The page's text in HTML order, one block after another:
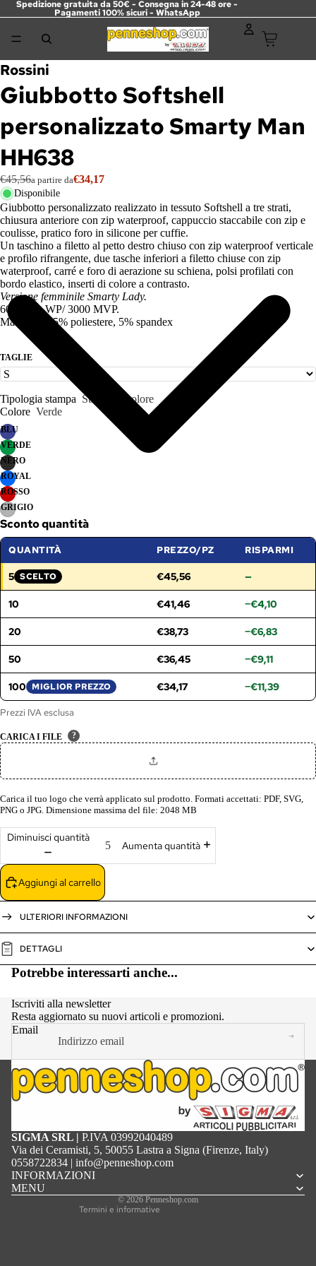
Spedizione gratuita da 50€ - Consegna in 24-48 ore -
Pagamenti 100% sicuri - WhatsApp
Rossini
Giubbotto Softshell
personalizzato Smarty Man
HH638
€45,56a partire da€34,17
Disponibile
Giubbotto personalizzato realizzato in tessuto Softshell a tre strati,
chiusura anteriore con zip waterproof, cappuccio staccabile con zip e
coulisse, pratico foro in silicone per cuffie.
Un taschino a filetto al petto destro chiuso con zip waterproof verticale
e profilo rifrangente, due tasche inferiori a filetto chiuse con zip
waterproof, carré e foro di aerazione su schiena, polsi profilati con
bordo elastico, inserti di colore a contrasto.
Versione femminile Smarty Lady.
6000 mm WP/ 3000 MVP.
Materiale: 95% poliestere, 5% spandex
Colore Verde
BLU
VERDE
NERO
ROYAL
ROSSO
GRIGIO
Tipologia stampa Stampa 1 colore
TAGLIE
Sconto quantità
QUANTITÀ PREZZO/PZ RISPARMI
5 FASCIA SELEZIONATA:
SCELTO €45,56 —
10 €41,46 −€4,10
20 €38,73 −€6,83
50 €36,45 −€9,11
100 MIGLIOR PREZZO €34,17 −€11,39
Prezzi IVA esclusa
CARICA I FILE ?
Carica il tuo logo che verrà applicato sul prodotto. Formati accettati: PDF, SVG,
PNG o JPG. Dimensione massima del file: 2048 MB
Diminuisci quantità
Aumenta quantità
Aggiungi al carrello
ULTERIORI INFORMAZIONI
DETTAGLI
Potrebbe interessarti anche...
Iscriviti alla newsletter
Resta aggiornato su nuovi articoli e promozioni.
Email
SIGMA SRL | P.IVA 03992040489
Via dei Ceramisti, 5, 50055 Lastra a Signa (Firenze, Italy)
0558722834 | info@penneshop.com
INFORMAZIONI
MENU
© 2026 Penneshop.com
Termini e informative
Informativa sulla privacy
Termini e condizioni del servizio
Informativa sulle spedizioni
Recapiti
Informativa sui rimborsi
Informativa legale